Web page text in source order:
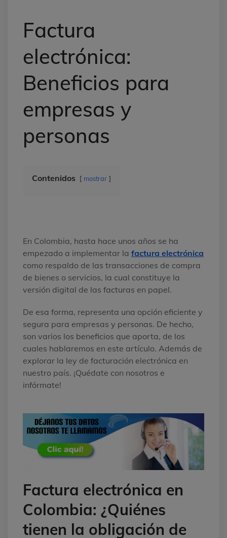
Factura
electrónica:
Beneficios para
empresas y
personas
Contenidos mostrar
En Colombia, hasta hace unos años se ha
empezado a implementar la factura electrónica
como respaldo de las transacciones de compra
de bienes o servicios, la cual constituye la
versión digital de las facturas en papel.
De esa forma, representa una opción eficiente y
segura para empresas y personas. De hecho,
son varios los beneficios que aporta, de los
cuales hablaremos en este artículo. Además de
explorar la ley de facturación electrónica en
nuestro país. ¡Quédate con nosotros e
infórmate!
Factura electrónica en
Colombia: ¿Quiénes
tienen la obligación de